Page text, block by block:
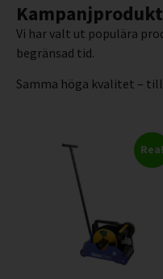
Vi har valt ut populära
begränsad tid.
Samma höga kvalitet –
Rea!